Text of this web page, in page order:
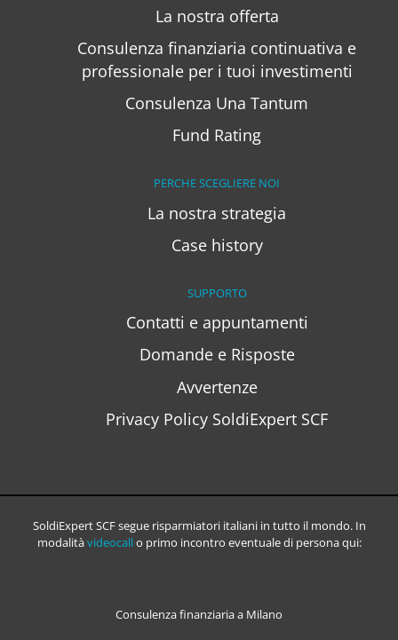
La nostra offerta
Consulenza finanziaria continuativa e
professionale per i tuoi investimenti
Consulenza Una Tantum
Fund Rating
PERCHE SCEGLIERE NOI
La nostra strategia
Case history
SUPPORTO
Contatti e appuntamenti
Domande e Risposte
Avvertenze
Privacy Policy SoldiExpert SCF
SoldiExpert SCF segue risparmiatori italiani in tutto il mondo. In
modalitàvideocallo primo incontro eventuale di persona qui:
Consulenza finanziaria a Milano